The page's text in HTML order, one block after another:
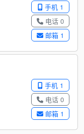
手机 1
电话 0
邮箱 1
手机 1
电话 0
邮箱 1